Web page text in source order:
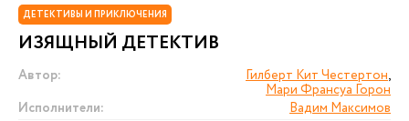
ДЕТЕКТИВЫ И ПРИКЛЮЧЕНИЯ
ИЗЯЩНЫЙ ДЕТЕКТИВ
Автор: Гилберт Кит Честертон,
Мари Франсуа Горон
Исполнители:
Вадим Максимов